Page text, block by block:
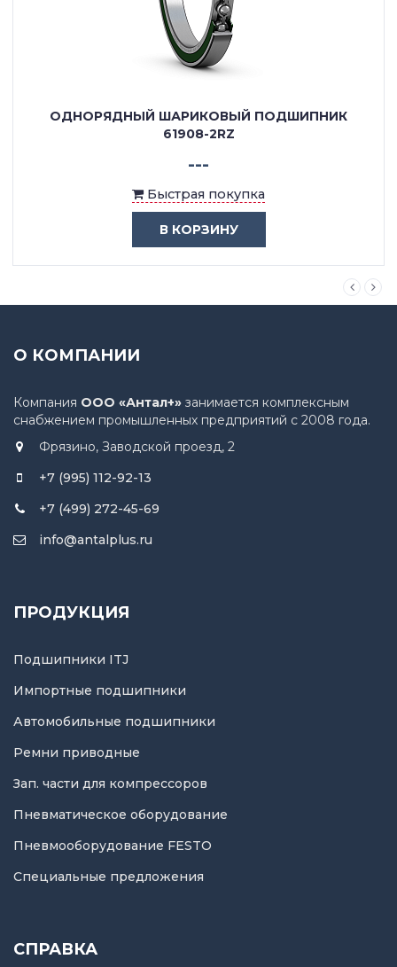
ОДНОРЯДНЫЙ ШАРИКОВЫЙ ПОДШИПНИК
61908-2RZ
---
Быстрая покупка
В КОРЗИНУ
О КОМПАНИИ
Компания ООО «Антал+» занимается комплексным
снабжением промышленных предприятий с 2008 года.
Фрязино, Заводской проезд, 2
+7 (995) 112-92-13
+7 (499) 272-45-69
info@antalplus.ru
ПРОДУКЦИЯ
Подшипники ITJ
Импортные подшипники
Автомобильные подшипники
Ремни приводные
Зап. части для компрессоров
Пневматическое оборудование
Пневмооборудование FESTO
Специальные предложения
СПРАВКА